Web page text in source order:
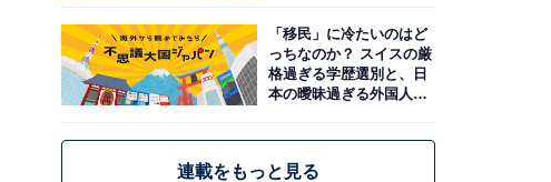
「移民」に冷たいのはど
っちなのか？ スイスの厳
格過ぎる学歴選別と、日
本の曖昧過ぎる外国人政
連載をもっと見る